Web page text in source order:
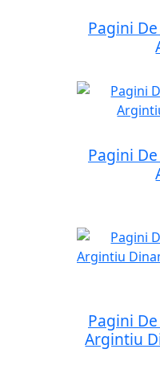
Pagini
Pagini
Pagini
Argintiu